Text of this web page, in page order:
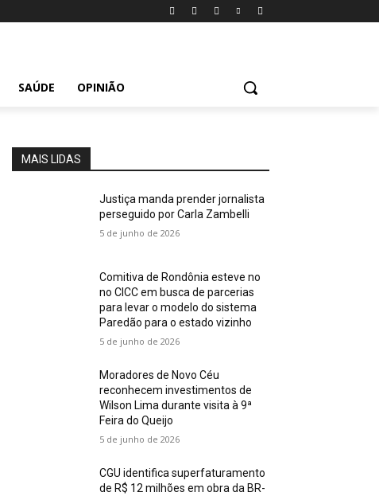
SAÚDE OPINIÃO
MAIS LIDAS
Justiça manda prender jornalista
perseguido por Carla Zambelli
5 de junho de 2026
Comitiva de Rondônia esteve no
no CICC em busca de parcerias
para levar o modelo do sistema
Paredão para o estado vizinho
5 de junho de 2026
Moradores de Novo Céu
reconhecem investimentos de
Wilson Lima durante visita à 9ª
Feira do Queijo
5 de junho de 2026
CGU identifica superfaturamento
de R$ 12 milhões em obra da BR-